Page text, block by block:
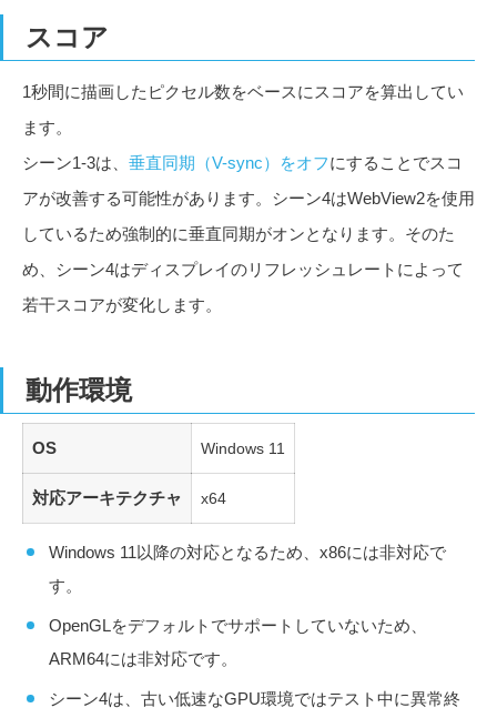
スコア
1秒間に描画したピクセル数をベースにスコアを算出してい
ます。
シーン1-3は、 垂直同期（V-sync）をオフにすることでスコ
アが改善する可能性があります。シーン4はWebView2を使用
しているため強制的に垂直同期がオンとなります。そのた
め、シーン4はディスプレイのリフレッシュレートによって
若干スコアが変化します。
動作環境
OS Windows 11
対応アーキテクチャ x64
Windows 11以降の対応となるため、x86には非対応で
す。
OpenGLをデフォルトでサポートしていないため、
ARM64には非対応です。
シーン4は、古い低速なGPU環境ではテスト中に異常終